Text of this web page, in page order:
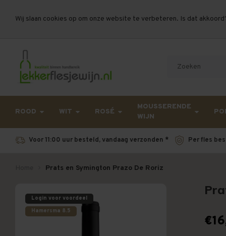
Wij slaan cookies op om onze website te verbeteren. Is dat
Let op, vanwege drukte bij PostNL kan uw
ROOD WIT ROSÉ
MOUSSERENDE
WIJN
Voor 11:00 uur besteld, vandaag verzonden * Per fles
Prats en Symington Prazo De Roriz
Login voor voordeel
Hamersma 8.5